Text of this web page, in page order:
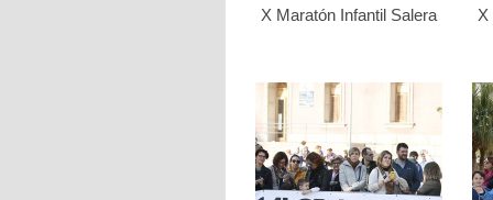
X Maratón Infantil Salera X